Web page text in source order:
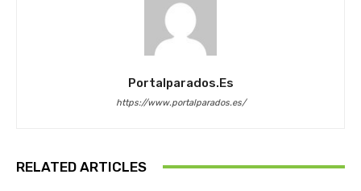
Portalparados.es
https://www.portalparados.es/
RELATED ARTICLES